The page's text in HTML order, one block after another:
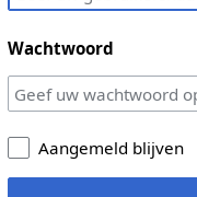
Wachtwoord
Aangemeld blijven